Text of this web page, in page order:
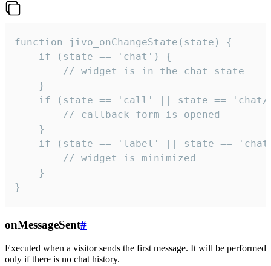
function jivo_onChangeState(state) {
    if (state == 'chat') {
        // widget is in the chat state
    }
if (state == 'call' || state ==
        // callback form is opened
    }
if (state == 'label' || state ==
        // widget is minimized
    }
}
onMessageSent#
Executed when a visitor sends the first message. It will be performed
only if there is no chat history.